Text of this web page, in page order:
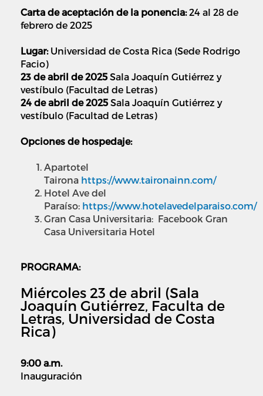
Carta de aceptación de la ponencia:24 al 28 de
febrero de 2025
Lugar:Universidad de Costa Rica (Sede Rodrigo
Facio)
23 de abril de 2025Sala Joaquín Gutiérrez y
vestíbulo (Facultad de Letras)
24 de abril de 2025Sala Joaquín Gutiérrez y
vestíbulo (Facultad de Letras)
Opciones de hospedaje:
Apartotel
Tairona https://www.taironainn.com/
Hotel Ave del
Paraíso: https://www.hotelavedelparaiso.com/
Gran Casa Universitaria: Facebook Gran
Casa Universitaria Hotel
PROGRAMA:
Miércoles 23 de abril (Sala
Joaquín Gutiérrez, Faculta de
Letras, Universidad de Costa
Rica)
9:00 a.m.
Inauguración